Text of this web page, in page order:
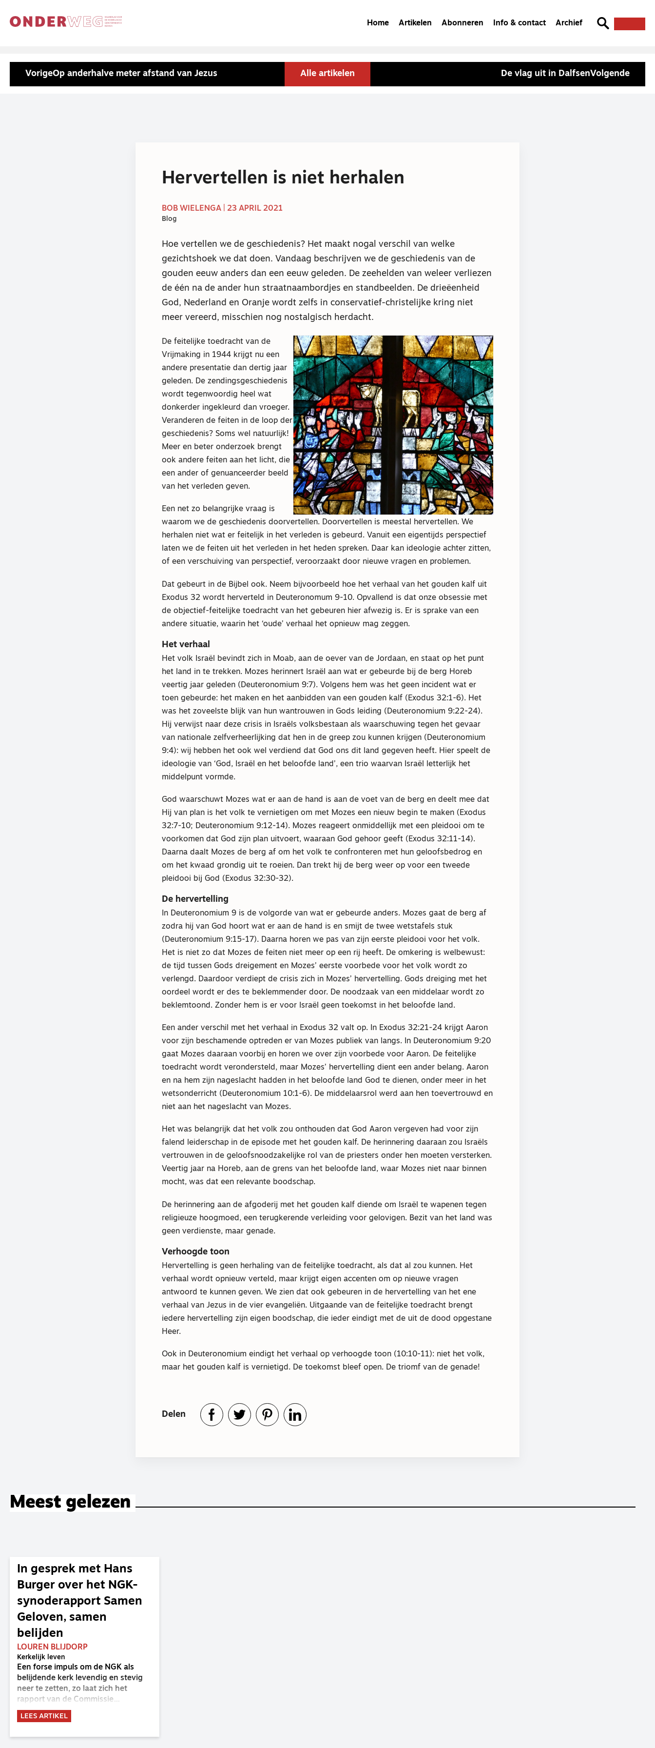
Home Artikelen Abonneren Info & contact Archief
VorigeOp anderhalve meter afstand van Jezus Alle artikelen De vlag uit in DalfsenVolgende
Hervertellen is niet herhalen
BOB WIELENGA | 23 APRIL 2021
Blog
Hoe vertellen we de geschiedenis? Het maakt nogal verschil van welke
gezichtshoek we dat doen. Vandaag beschrijven we de geschiedenis van de
gouden eeuw anders dan een eeuw geleden. De zeehelden van weleer verliezen
de één na de ander hun straatnaambordjes en standbeelden. De drieëenheid
God, Nederland en Oranje wordt zelfs in conservatief-christelijke kring niet
meer vereerd, misschien nog nostalgisch herdacht.
De feitelijke toedracht van de
Vrijmaking in 1944 krijgt nu een
andere presentatie dan dertig jaar
geleden. De zendingsgeschiedenis
wordt tegenwoordig heel wat
donkerder ingekleurd dan vroeger.
Veranderen de feiten in de loop der
geschiedenis? Soms wel natuurlijk!
Meer en beter onderzoek brengt
ook andere feiten aan het licht, die
een ander of genuanceerder beeld
van het verleden geven.
Een net zo belangrijke vraag is
waarom we de geschiedenis doorvertellen. Doorvertellen is meestal hervertellen. We
herhalen niet wat er feitelijk in het verleden is gebeurd. Vanuit een eigentijds perspectief
laten we de feiten uit het verleden in het heden spreken. Daar kan ideologie achter zitten,
of een verschuiving van perspectief, veroorzaakt door nieuwe vragen en problemen.
Dat gebeurt in de Bijbel ook. Neem bijvoorbeeld hoe het verhaal van het gouden kalf uit
Exodus 32 wordt herverteld in Deuteronomum 9-10. Opvallend is dat onze obsessie met
de objectief-feitelijke toedracht van het gebeuren hier afwezig is. Er is sprake van een
andere situatie, waarin het ‘oude’ verhaal het opnieuw mag zeggen.
Het verhaal
Het volk Israël bevindt zich in Moab, aan de oever van de Jordaan, en staat op het punt
het land in te trekken. Mozes herinnert Israël aan wat er gebeurde bij de berg Horeb
veertig jaar geleden (Deuteronomium 9:7). Volgens hem was het geen incident wat er
toen gebeurde: het maken en het aanbidden van een gouden kalf (Exodus 32:1-6). Het
was het zoveelste blijk van hun wantrouwen in Gods leiding (Deuteronomium 9:22-24).
Hij verwijst naar deze crisis in Israëls volksbestaan als waarschuwing tegen het gevaar
van nationale zelfverheerlijking dat hen in de greep zou kunnen krijgen (Deuteronomium
9:4): wij hebben het ook wel verdiend dat God ons dit land gegeven heeft. Hier speelt de
ideologie van ‘God, Israël en het beloofde land’, een trio waarvan Israël letterlijk het
middelpunt vormde.
God waarschuwt Mozes wat er aan de hand is aan de voet van de berg en deelt mee dat
Hij van plan is het volk te vernietigen om met Mozes een nieuw begin te maken (Exodus
32:7-10; Deuteronomium 9:12-14). Mozes reageert onmiddellijk met een pleidooi om te
voorkomen dat God zijn plan uitvoert, waaraan God gehoor geeft (Exodus 32:11-14).
Daarna daalt Mozes de berg af om het volk te confronteren met hun geloofsbedrog en
om het kwaad grondig uit te roeien. Dan trekt hij de berg weer op voor een tweede
pleidooi bij God (Exodus 32:30-32).
De hervertelling
In Deuteronomium 9 is de volgorde van wat er gebeurde anders. Mozes gaat de berg af
zodra hij van God hoort wat er aan de hand is en smijt de twee wetstafels stuk
(Deuteronomium 9:15-17). Daarna horen we pas van zijn eerste pleidooi voor het volk.
Het is niet zo dat Mozes de feiten niet meer op een rij heeft. De omkering is welbewust:
de tijd tussen Gods dreigement en Mozes’ eerste voorbede voor het volk wordt zo
verlengd. Daardoor verdiept de crisis zich in Mozes’ hervertelling. Gods dreiging met het
oordeel wordt er des te beklemmender door. De noodzaak van een middelaar wordt zo
beklemtoond. Zonder hem is er voor Israël geen toekomst in het beloofde land.
Een ander verschil met het verhaal in Exodus 32 valt op. In Exodus 32:21-24 krijgt Aaron
voor zijn beschamende optreden er van Mozes publiek van langs. In Deuteronomium 9:20
gaat Mozes daaraan voorbij en horen we over zijn voorbede voor Aaron. De feitelijke
toedracht wordt verondersteld, maar Mozes’ hervertelling dient een ander belang. Aaron
en na hem zijn nageslacht hadden in het beloofde land God te dienen, onder meer in het
wetsonderricht (Deuteronomium 10:1-6). De middelaarsrol werd aan hen toevertrouwd en
niet aan het nageslacht van Mozes.
Het was belangrijk dat het volk zou onthouden dat God Aaron vergeven had voor zijn
falend leiderschap in de episode met het gouden kalf. De herinnering daaraan zou Israëls
vertrouwen in de geloofsnoodzakelijke rol van de priesters onder hen moeten versterken.
Veertig jaar na Horeb, aan de grens van het beloofde land, waar Mozes niet naar binnen
mocht, was dat een relevante boodschap.
De herinnering aan de afgoderij met het gouden kalf diende om Israël te wapenen tegen
religieuze hoogmoed, een terugkerende verleiding voor gelovigen. Bezit van het land was
geen verdienste, maar genade.
Verhoogde toon
Hervertelling is geen herhaling van de feitelijke toedracht, als dat al zou kunnen. Het
verhaal wordt opnieuw verteld, maar krijgt eigen accenten om op nieuwe vragen
antwoord te kunnen geven. We zien dat ook gebeuren in de hervertelling van het ene
verhaal van Jezus in de vier evangeliën. Uitgaande van de feitelijke toedracht brengt
iedere hervertelling zijn eigen boodschap, die ieder eindigt met de uit de dood opgestane
Heer.
Ook in Deuteronomium eindigt het verhaal op verhoogde toon (10:10-11): niet het volk,
maar het gouden kalf is vernietigd. De toekomst bleef open. De triomf van de genade!
Delen
Meest gelezen
In gesprek met Hans
Burger over het NGK-
synoderapport Samen
Geloven, samen
belijden
LOUREN BLIJDORP
Kerkelijk leven
Een forse impuls om de NGK als
belijdende kerk levendig en stevig
neer te zetten, zo laat zich het
rapport van de Commissie
Belijdende Kerk (CBK) lezen. Deze
commissie is al sinds de eenwording
LEES ARTIKEL